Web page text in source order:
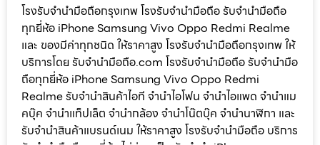
โรงรับจำนำมือถือกรุงเทพ โรงรับจำนำมือถือ รับจำนำมือถือ
ทุกยี่ห้อ iPhone Samsung Vivo Oppo Redmi Realme
และ ของมีค่าทุกชนิด ให้ราคาสูง โรงรับจำนำมือถือกรุงเทพ ให้
บริการโดย รับจํานํามือถือ.com โรงรับจำนำมือถือ รับจำนำมือ
ถือทุกยี่ห้อ iPhone Samsung Vivo Oppo Redmi
Realme รับจำนำสินค้าไอที จำนำไอโฟน จำนำไอแพด จำนำแม
คบุ๊ค จำนำแท็ปเล็ต จำนำกล้อง จำนำโน๊ตบุ๊ค จำนำนาฬิกา และ
รับจำนำสินค้าแบรนด์เนม ให้ราคาสูง โรงรับจำนำมือถือ บริการ